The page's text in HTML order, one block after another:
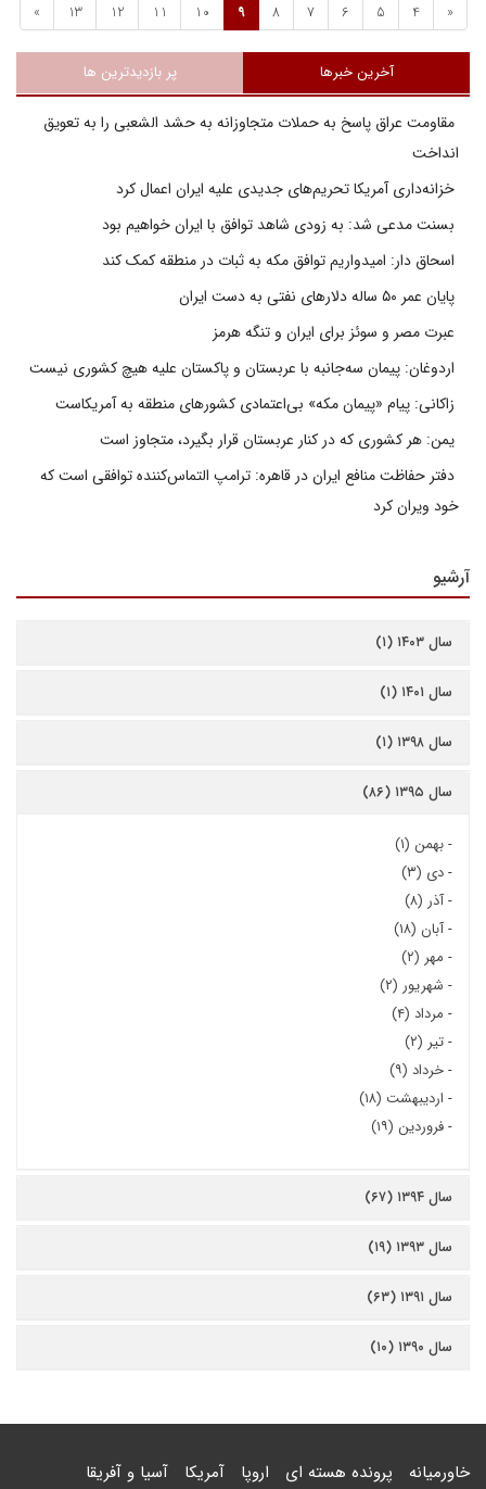
«
4
5
6
7
8
9
10
11
12
13
»
آخرین خبرها پر بازدیدترین ها
مقاومت عراق پاسخ به حملات متجاوزانه به حشد الشعبی را به تعویق
انداخت
خزانه‌داری آمریکا تحریم‌های جدیدی علیه ایران اعمال کرد
بسنت مدعی شد: به زودی شاهد توافق با ایران خواهیم بود
اسحاق دار: امیدواریم توافق مکه به ثبات در منطقه کمک کند
پایان عمر ۵۰ ساله دلارهای نفتی به دست ایران
عبرت مصر و سوئز برای ایران و تنگه هرمز
اردوغان: پیمان سه‌جانبه با عربستان و پاکستان علیه هیچ کشوری نیست
زاکانی: پیام «پیمان مکه» بی‌اعتمادی کشورهای منطقه به آمریکاست
یمن: هر کشوری که در کنار عربستان قرار بگیرد، متجاوز است
دفتر حفاظت منافع ایران در قاهره: ترامپ التماس‌کننده توافقی است که
خود ویران کرد
آرشیو
سال ۱۴۰۳ (۱)
سال ۱۴۰۱ (۱)
سال ۱۳۹۸ (۱)
سال ۱۳۹۵ (۸۶)
-بهمن (۱)
-دی (۳)
-آذر (۸)
-آبان (۱۸)
- مهر (۲)
- شهریور (۲)
- مرداد (۴)
-تیر (۲)
-خرداد (۹)
- اردیبهشت (۱۸)
-فروردین (۱۹)
سال ۱۳۹۴ (۶۷)
سال ۱۳۹۳ (۱۹)
سال ۱۳۹۱ (۶۳)
سال ۱۳۹۰ (۱۰)
خاورمیانه پرونده هسته ای اروپا آمریکا آسیا و آفریقا